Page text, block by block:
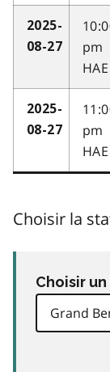
2025-
08-27
pm
HAE
2025-
08-27
pm
HAE
Choisir la
Choisir